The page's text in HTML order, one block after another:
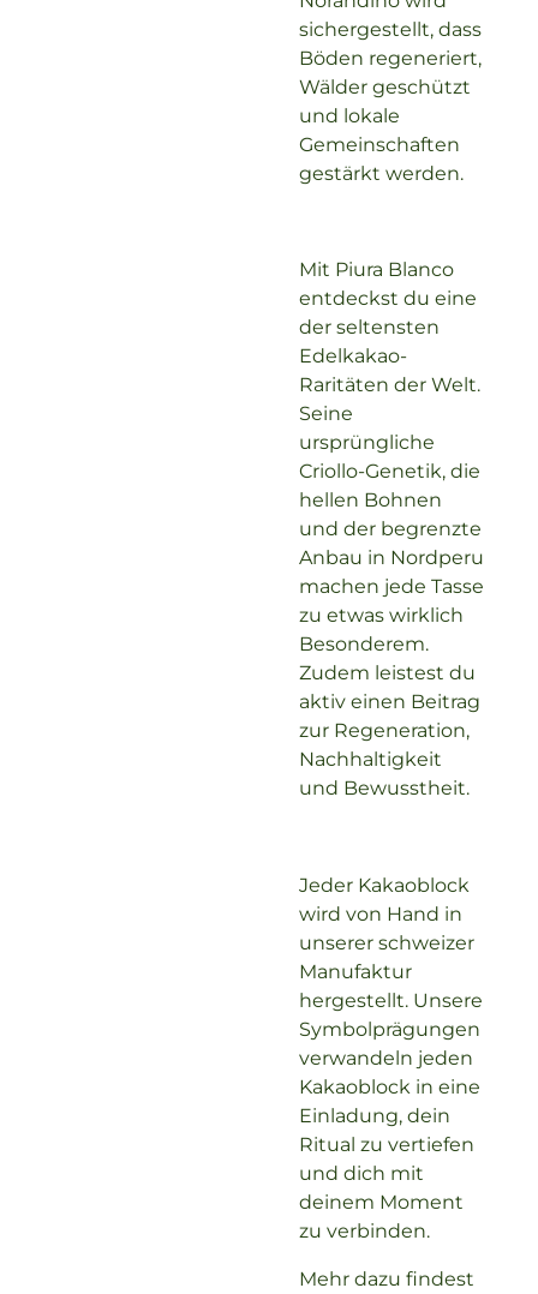
sichergestellt, dass
Böden regeneriert,
Wälder geschützt
und lokale
Gemeinschaften
gestärkt werden.
Mit Piura Blanco
entdeckst du eine
der seltensten
Edelkakao-
Raritäten der Welt.
Seine
ursprüngliche
Criollo-Genetik, die
hellen Bohnen
und der begrenzte
Anbau in Nordperu
machen jede Tasse
zu etwas wirklich
Besonderem.
Zudem leistest du
aktiv einen Beitrag
zur Regeneration,
Nachhaltigkeit
und Bewusstheit.
Jeder Kakaoblock
wird von Hand in
unserer schweizer
Manufaktur
hergestellt. Unsere
Symbolprägungen
verwandeln jeden
Kakaoblock in eine
Einladung, dein
Ritual zu vertiefen
und dich mit
deinem Moment
zu verbinden.
Mehr dazu findest